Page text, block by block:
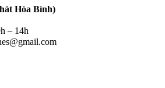
Hòa Bình)
– 14h